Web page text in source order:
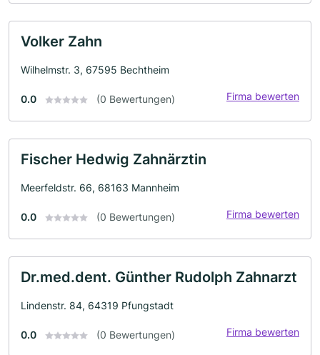
Volker Zahn
Wilhelmstr. 3, 67595 Bechtheim
0.0 (0 Bewertungen) Firma bewerten
Fischer Hedwig Zahnärztin
Meerfeldstr. 66, 68163 Mannheim
0.0 (0 Bewertungen) Firma bewerten
Dr.med.dent. Günther Rudolph Zahnarzt
Lindenstr. 84, 64319 Pfungstadt
0.0 (0 Bewertungen) Firma bewerten